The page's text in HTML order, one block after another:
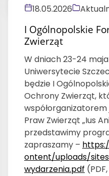
I Ogólnopolskie
Zwierząt
18.05.2026
W dniach 23-24
Uniwersytecie
będzie I
Ochrony Zwierząt,
współorganizatorem
Praw Zwierząt „Ius
przedstawimy
zapraszamy –
ontent/uploads/
wydarzenia.pdf (PDF,